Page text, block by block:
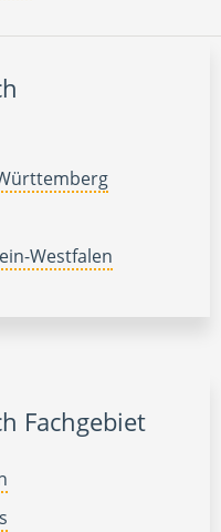
Westfalen
Fachgebiet